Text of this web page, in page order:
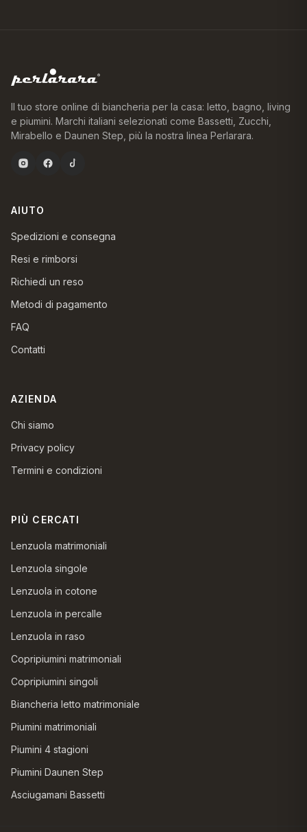
Il tuo store online di biancheria per la casa: letto, bagno, living
e piumini. Marchi italiani selezionati come Bassetti, Zucchi,
Mirabello e Daunen Step, più la nostra linea Perlarara.
AIUTO
Spedizioni e consegna
Resi e rimborsi
Richiedi un reso
Metodi di pagamento
FAQ
Contatti
AZIENDA
Chi siamo
Privacy policy
Termini e condizioni
PIÙ CERCATI
Lenzuola matrimoniali
Lenzuola singole
Lenzuola in cotone
Lenzuola in percalle
Lenzuola in raso
Copripiumini matrimoniali
Copripiumini singoli
Biancheria letto matrimoniale
Piumini matrimoniali
Piumini 4 stagioni
Piumini Daunen Step
Asciugamani Bassetti